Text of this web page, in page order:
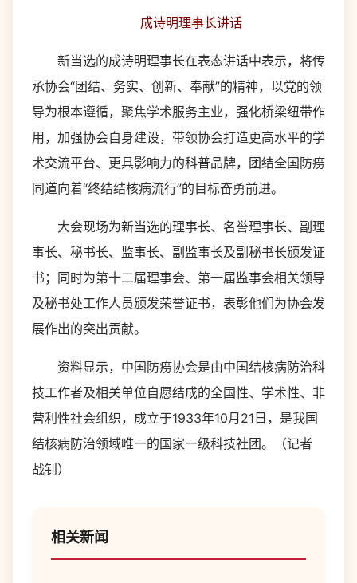
成诗明理事长讲话
新当选的成诗明理事长在表态讲话中表示，将传
承协会“团结、务实、创新、奉献”的精神，以党的领
导为根本遵循，聚焦学术服务主业，强化桥梁纽带作
用，加强协会自身建设，带领协会打造更高水平的学
术交流平台、更具影响力的科普品牌，团结全国防痨
同道向着“终结结核病流行”的目标奋勇前进。
大会现场为新当选的理事长、名誉理事长、副理
事长、秘书长、监事长、副监事长及副秘书长颁发证
书；同时为第十二届理事会、第一届监事会相关领导
及秘书处工作人员颁发荣誉证书，表彰他们为协会发
展作出的突出贡献。
资料显示，中国防痨协会是由中国结核病防治科
技工作者及相关单位自愿结成的全国性、学术性、非
营利性社会组织，成立于1933年10月21日，是我国
结核病防治领域唯一的国家一级科技社团。（记者
战钊）
相关新闻